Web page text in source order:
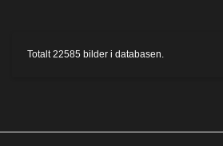
Totalt22585 bilder i databasen.